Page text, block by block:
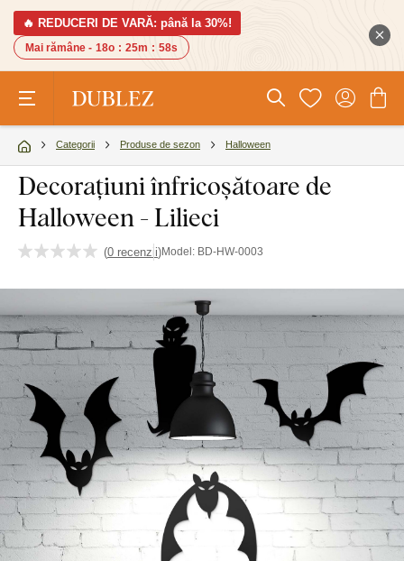
🔥 REDUCERI DE VARĂ: până la 30%!
Mai rămâne - 18o : 25m : 57s
Categorii Produse de sezon Halloween
Decorațiuni înfricoșătoare de
Halloween - Lilieci
(0 recenzii)Model: BD-HW-0003